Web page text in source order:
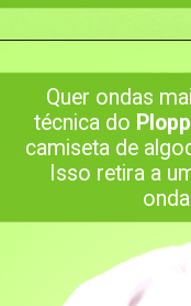
Opening
Quer ondas
técnica do
camiseta de
Isso retira a